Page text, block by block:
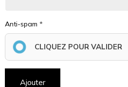
Anti-spam
CLIQUEZ POUR VALIDER
Ajouter